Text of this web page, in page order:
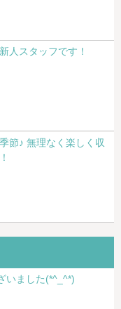
人スタッフです！
節♪ 無理なく楽しく収
いました(*^_^*)